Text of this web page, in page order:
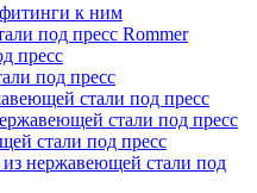
к ним
под пресс Rommer
пресс
под пресс
стали под пресс
стали под пресс
стали под пресс
нержавеющей стали под